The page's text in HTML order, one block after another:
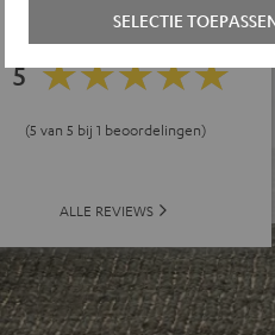
5
(5 van 5 bij 1 beoordelingen)
ALLE REVIEWS
SELECTIE